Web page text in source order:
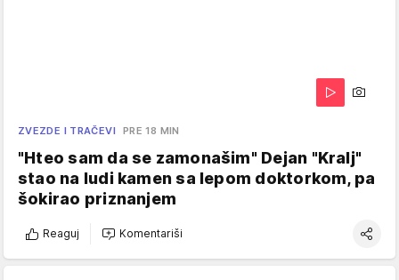
ZVEZDE I TRAČEVI PRE 18 MIN
"Hteo sam da se zamonašim" Dejan "Kralj"
stao na ludi kamen sa lepom doktorkom, pa
šokirao priznanjem
Reaguj Komentariši